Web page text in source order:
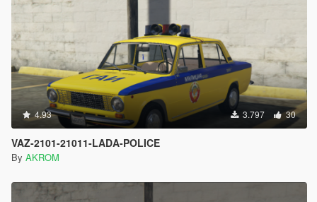
4.93 3.797 30
VAZ-2101-21011-LADA-POLICE
By AKROM